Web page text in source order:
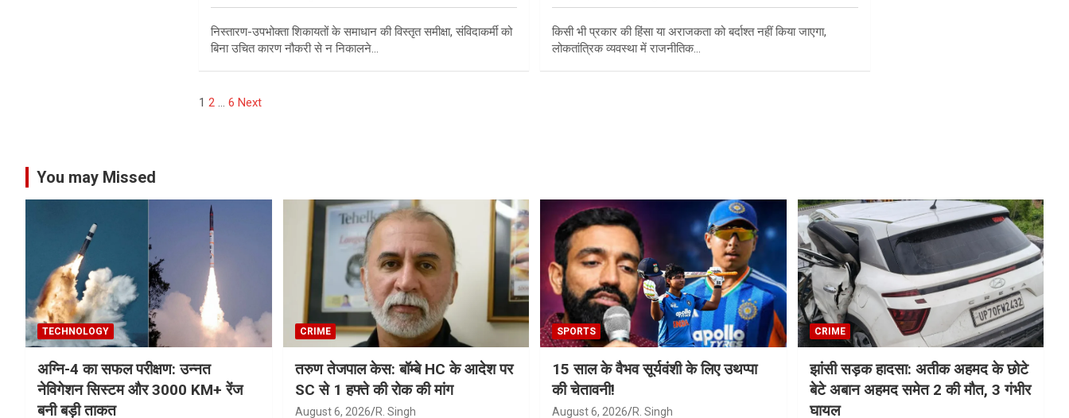
निस्तारण-उपभोक्ता शिकायतों के समाधान की विस्तृत समीक्षा, संविदाकर्मी को
बिना उचित कारण नौकरी से न निकालने…
किसी भी प्रकार की हिंसा या अराजकता को बर्दाश्त नहीं किया जाएगा,
लोकतांत्रिक व्यवस्था में राजनीतिक…
Posts
1 2 … 6 Next
You may Missed
TECHNOLOGY
अग्नि-4 का सफल परीक्षण: उन्नत
नेविगेशन सिस्टम और 3000 KM+ रेंज
बनी बड़ी ताकत
CRIME
तरुण तेजपाल केस: बॉम्बे HC के आदेश पर
SC से 1 हफ्ते की रोक की मांग
August 6, 2026 R. Singh
SPORTS
15 साल के वैभव सूर्यवंशी के लिए उथप्पा
की चेतावनी!
August 6, 2026 R. Singh
CRIME
झांसी सड़क हादसा: अतीक अहमद के छोटे
बेटे अबान अहमद समेत 2 की मौत, 3 गंभीर
घायल